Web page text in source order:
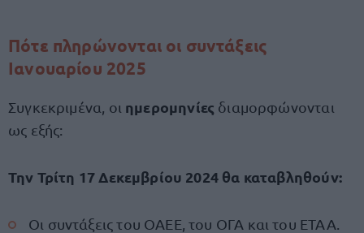
Πότε πληρώνονται οι συντάξεις
Ιανουαρίου 2025
Συγκεκριμένα, οι ημερομηνίες διαμορφώνονται
ως εξής:
Την Τρίτη 17 Δεκεμβρίου 2024 θα καταβληθούν:
Οι συντάξεις του ΟΑΕΕ, του ΟΓΑ και του ΕΤΑΑ.